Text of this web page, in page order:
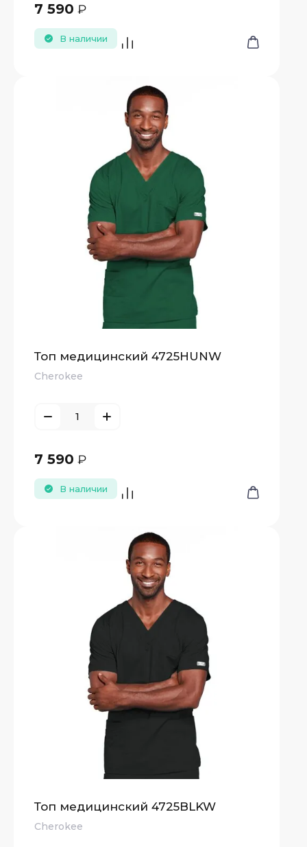
7 590 ₽
В наличии
Топ медицинский 4725HUNW
Cherokee
7 590 ₽
В наличии
Топ медицинский 4725BLKW
Cherokee